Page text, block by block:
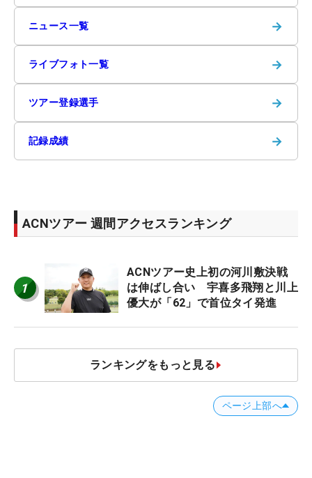
ニュース一覧 →
ライブフォト一覧 →
ツアー登録選手 →
記録成績 →
ACNツアー 週間アクセスランキング
1
ACNツアー史上初の河川敷決戦
は伸ばし合い 宇喜多飛翔と川上
優大が「62」で首位タイ発進
ランキングをもっと見る
ページ上部へ